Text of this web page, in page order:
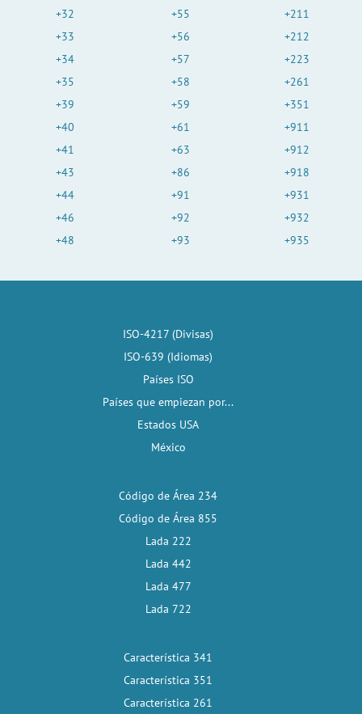
+32
+33
+34
+35
+39
+40
+41
+43
+44
+46
+48
+55
+56
+57
+58
+59
+61
+63
+86
+91
+92
+93
+211
+212
+223
+261
+351
+911
+912
+918
+931
+932
+935
ISO-4217 (Divisas)
ISO-639 (Idiomas)
Países ISO
Países que empiezan por...
Estados USA
México
Código de Área 234
Código de Área 855
Lada 222
Lada 442
Lada 477
Lada 722
Característica 341
Característica 351
Característica 261